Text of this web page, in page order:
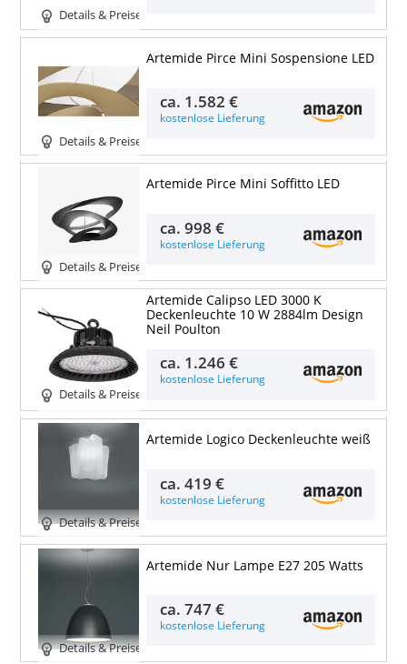
Details & Preise
Details & Preise
Artemide Pirce Mini Sospensione LED
ca. 1.582 €
kostenlose Lieferung
Details & Preise
Artemide Pirce Mini Soffitto LED
ca.998 €
kostenlose Lieferung
Details & Preise
Artemide Calipso LED 3000 K
Deckenleuchte 10 W 2884lm Design
Neil Poulton
ca. 1.246 €
kostenlose Lieferung
Details & Preise
Artemide Logico Deckenleuchte weiß
ca.419 €
kostenlose Lieferung
Details & Preise
Artemide Nur Lampe E27 205 Watts
ca.747 €
kostenlose Lieferung